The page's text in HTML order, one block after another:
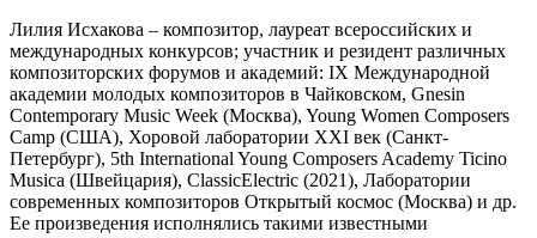
Лилия Исхакова – композитор, лауреат всероссийских и
международных конкурсов; участник и резидент различных
композиторских форумов и академий: IX Международной
академии молодых композиторов в Чайковском, Gnesin
Contemporary Music Week (Москва), Young Women Composers
Camp (США), Хоровой лаборатории XXI век (Санкт-
Петербург), 5th International Young Composers Academy Ticino
Musica (Швейцария), ClassicElectric (2021), Лаборатории
современных композиторов Открытый космос (Москва) и др.
Ее произведения исполнялись такими известными